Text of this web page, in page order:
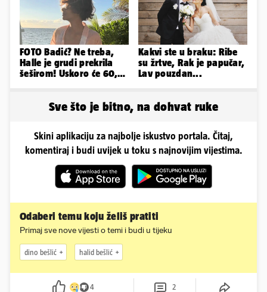
FOTO Badić? Ne treba,
Halle je grudi prekrila
šeširom! Uskoro će 60,
Kakvi ste u braku: Ribe
su žrtve, Rak je papučar,
Lav pouzdan...
Sve što je bitno, na dohvat ruke
Skini aplikaciju za najbolje iskustvo portala. Čitaj,
komentiraj i budi uvijek u toku s najnovijim vijestima.
Odaberi temu koju želiš pratiti
Primaj sve nove vijesti o temi i budi u tijeku
dino bešlić halid bešlić
4 2